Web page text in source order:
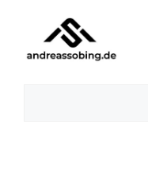
springen